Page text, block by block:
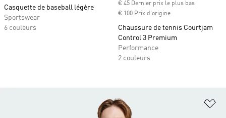
Casquette de baseball légère
Sportswear
6 couleurs
€ 45 Dernier prix le plus bas
€ 100 Prix d'origine
Chaussure de tennis Courtjam
Control 3 Premium
Performance
2 couleurs